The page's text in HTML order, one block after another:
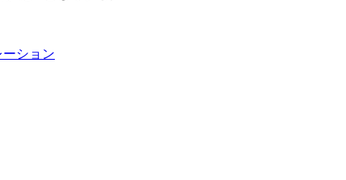
ーション